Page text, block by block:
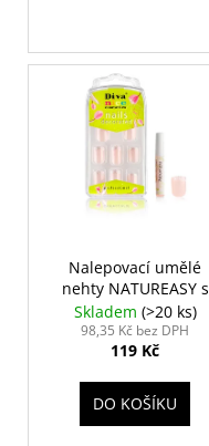
Nalepovací umělé
nehty NATUREASY s
lepidlem č. 01
Skladem (>20 ks)
98,35 Kč bez DPH
119 Kč
DO KOŠÍKU